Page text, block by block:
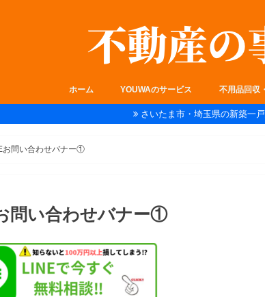
ホーム YOUWAのサービス 不用品回収
さいたま市・埼玉県の新築一
お問い合わせバナー①
問い合わせバナー①